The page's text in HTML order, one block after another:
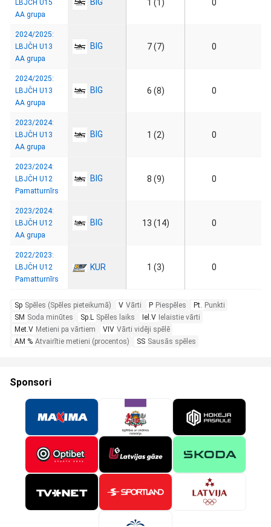
LBJČH U15
AA grupa
1 (1) 0
2024/2025:
LBJČH U13
AA grupa
BIG 7 (7) 0
2024/2025:
LBJČH U13
AA grupa
BIG 6 (8) 0
2023/2024:
LBJČH U13
AA grupa
BIG 1 (2) 0
2023/2024:
LBJČH U12
Pamatturnīrs
BIG 8 (9) 0
2023/2024:
LBJČH U12
AA grupa
BIG 13 (14) 0
2022/2023:
LBJČH U12
Pamatturnīrs
KUR 1 (3) 0
Sp Spēles (Spēles pieteikumā) V Vārti P Piespēles Pt. Punkti
SM Soda minūtes Sp.L Spēles laiks Iel.V Ielaistie vārti
Met.V Metieni pa vārtiem VIV Vārti vidēji spēlē
AM % Atvairītie metieni (procentos) SS Sausās spēles
Sponsori